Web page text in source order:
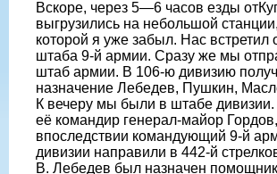
Вскоре, через 5—6 часов езды
выгрузились на небольшой
которой я уже забыл. Нас встретил
штаба 9-й армии. Сразу же мы
штаб армии. В 106-ю дивизию
назначение Лебедев, Пушкин,
К вечеру мы были в штабе
её командир генерал-майор Гордов,
впоследствии командующий 9-й
дивизии направили в 442-й
В. Лебедев был назначен